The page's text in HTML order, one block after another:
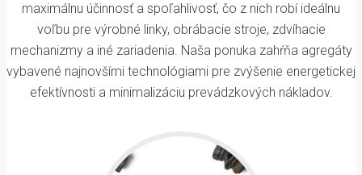
maximálnu účinnosť a spoľahlivosť, čo z nich robí ideálnu
voľbu pre výrobné linky, obrábacie stroje, zdvíhacie
mechanizmy a iné zariadenia. Naša ponuka zahŕňa agregáty
vybavené najnovšími technológiami pre zvýšenie energetickej
efektívnosti a minimalizáciu prevádzkových nákladov.